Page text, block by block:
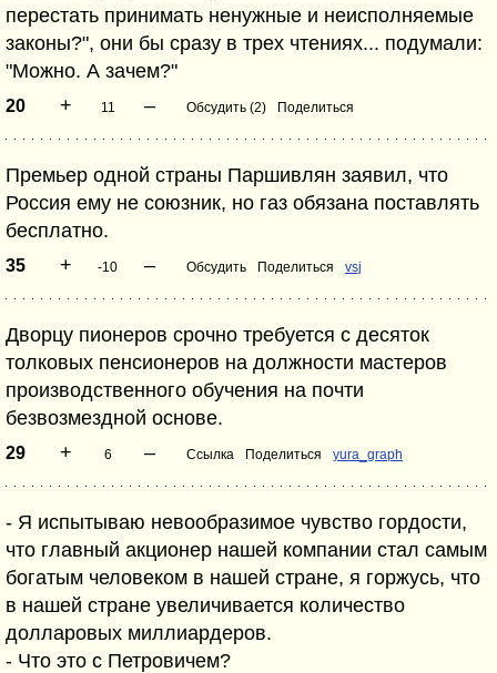
перестать принимать ненужные и неисполняемые
законы?", они бы сразу в трех чтениях... подумали:
"Можно. А зачем?"
20 + 11 – Обсудить (2) Поделиться
Премьер одной страны Паршивлян заявил, что
Россия ему не союзник, но газ обязана поставлять
бесплатно.
35 + -10 – Обсудить Поделиться vsj
Дворцу пионеров срочно требуется с десяток
толковых пенсионеров на должности мастеров
производственного обучения на почти
безвозмездной основе.
29 + 6 – Ссылка Поделиться yura_graph
- Я испытываю невообразимое чувство гордости,
что главный акционер нашей компании стал самым
богатым человеком в нашей стране, я горжусь, что
в нашей стране увеличивается количество
долларовых миллиардеров.
- Что это с Петровичем?